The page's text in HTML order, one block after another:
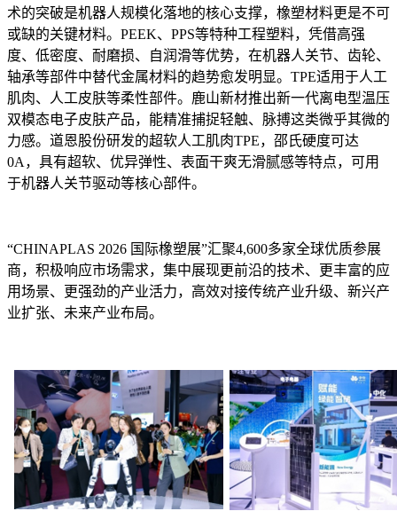
术的突破是机器人规模化落地的核心支撑，橡塑材料更是不可
或缺的关键材料。PEEK、PPS等特种工程塑料，凭借高强
度、低密度、耐磨损、自润滑等优势，在机器人关节、齿轮、
轴承等部件中替代金属材料的趋势愈发明显。TPE适用于人工
肌肉、人工皮肤等柔性部件。鹿山新材推出新一代离电型温压
双模态电子皮肤产品，能精准捕捉轻触、脉搏这类微乎其微的
力感。道恩股份研发的超软人工肌肉TPE，邵氏硬度可达
0A，具有超软、优异弹性、表面干爽无滑腻感等特点，可用
于机器人关节驱动等核心部件。
“CHINAPLAS 2026 国际橡塑展”汇聚4,600多家全球优质参展
商，积极响应市场需求，集中展现更前沿的技术、更丰富的应
用场景、更强劲的产业活力，高效对接传统产业升级、新兴产
业扩张、未来产业布局。